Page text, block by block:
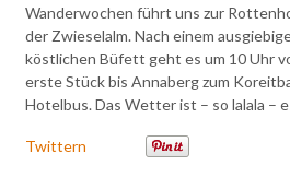
Wanderwochen führt uns zur
der Zwieselalm. Nach einem
köstlichen Büfett geht es um 10 Uhr
erste Stück bis Annaberg zum
Hotelbus. Das Wetter ist – so lalala –
Twittern